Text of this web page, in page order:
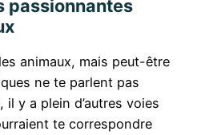
passionnantes
animaux, mais peut-être
ne te parlent pas
il y a plein d’autres voies
te correspondre